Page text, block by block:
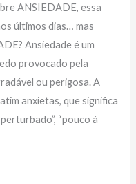
ANSIEDADE, essa
últimos dias… mas
Ansiedade é um
provocado pela
ou perigosa. A
anxietas, que significa
“pouco à